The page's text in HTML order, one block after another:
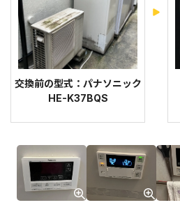
交換前の型式：パナソニック
HE-K37BQS